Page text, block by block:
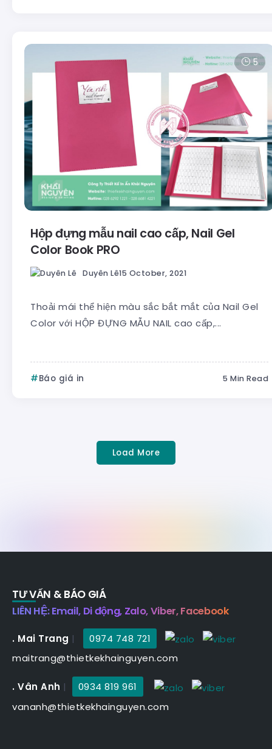
5
Hộp đựng mẫu nail cao cấp, Nail Gel
Color Book PRO
Duyên Lê15 October, 2021
Thoải mái thể hiện màu sắc bắt mắt của Nail Gel
Color với HỘP ĐỰNG MẪU NAIL cao cấp,...
Báo giá in 5 Min Read
Load More
TƯ VẤN & BÁO GIÁ
LIÊN HỆ: Email, Di động, Zalo, Viber, Facebook
. Mai Trang |
0974 748 721
maitrang@thietkekhainguyen.com
. Vân Anh |
0934 819 961
vananh@thietkekhainguyen.com